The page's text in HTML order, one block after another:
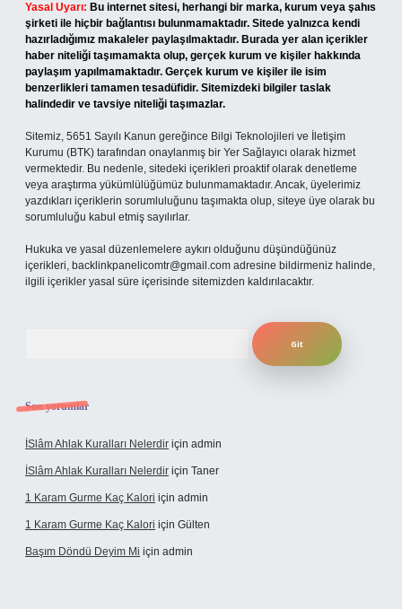
Yasal Uyarı: Bu internet sitesi, herhangi bir marka, kurum veya şahıs
şirketi ile hiçbir bağlantısı bulunmamaktadır. Sitede yalnızca kendi
hazırladığımız makaleler paylaşılmaktadır. Burada yer alan içerikler
haber niteliği taşımamakta olup, gerçek kurum ve kişiler hakkında
paylaşım yapılmamaktadır. Gerçek kurum ve kişiler ile isim
benzerlikleri tamamen tesadüfidir. Sitemizdeki bilgiler taslak
halindedir ve tavsiye niteliği taşımazlar.
Sitemiz, 5651 Sayılı Kanun gereğince Bilgi Teknolojileri ve İletişim
Kurumu (BTK) tarafından onaylanmış bir Yer Sağlayıcı olarak hizmet
vermektedir. Bu nedenle, sitedeki içerikleri proaktif olarak denetleme
veya araştırma yükümlülüğümüz bulunmamaktadır. Ancak, üyelerimiz
yazdıkları içeriklerin sorumluluğunu taşımakta olup, siteye üye olarak bu
sorumluluğu kabul etmiş sayılırlar.
Hukuka ve yasal düzenlemelere aykırı olduğunu düşündüğünüz
içerikleri, backlinkpanelicomtr@gmail.com adresine bildirmeniz halinde,
ilgili içerikler yasal süre içerisinde sitemizden kaldırılacaktır.
Son yorumlar
İSlâm Ahlak Kuralları Nelerdir için admin
İSlâm Ahlak Kuralları Nelerdir için Taner
1 Karam Gurme Kaç Kalori için admin
1 Karam Gurme Kaç Kalori için Gülten
Başım Döndü Deyim Mi için admin